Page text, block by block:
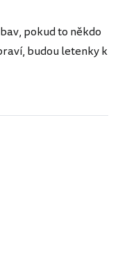
pokud to někdo
budou letenky k